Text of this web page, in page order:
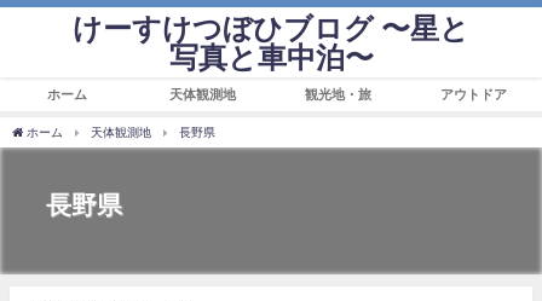
けーすけつぼひブログ 〜星と
写真と車中泊〜
ホーム 天体観測地 観光地・旅 アウトドア
ホーム 天体観測地 長野県
長野県